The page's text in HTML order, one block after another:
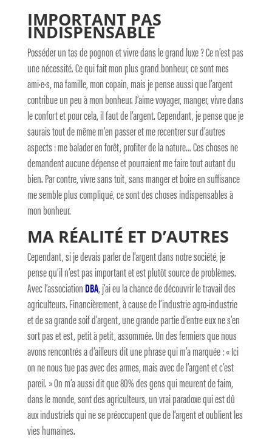
IMPORTANT PAS
INDISPENSABLE
Posséder un tas de pognon et vivre dans le grand luxe ? Ce n’est pas
une nécessité. Ce qui fait mon plus grand bonheur, ce sont mes
ami·e·s, ma famille, mon copain, mais je pense aussi que l’argent
contribue un peu à mon bonheur. J’aime voyager, manger, vivre dans
le confort et pour cela, il faut de l’argent. Cependant, je pense que je
saurais tout de même m’en passer et me recentrer sur d’autres
aspects : me balader en forêt, profiter de la nature… Ces choses ne
demandent aucune dépense et pourraient me faire tout autant du
bien. Par contre, vivre sans toit, sans manger et boire en suffisance
me semble plus compliqué, ce sont des choses indispensables à
mon bonheur.
MA RÉALITÉ ET D’AUTRES
Cependant, si je devais parler de l’argent dans notre société, je
pense qu’il n’est pas important et est plutôt source de problèmes.
Avec l’associationDBA, j’ai eu la chance de découvrir le travail des
agriculteurs. Financièrement, à cause de l’industrie agro-industrie
et de sa grande soif d’argent, une grande partie d’entre eux ne s’en
sort pas et est, petit à petit, assommée. Un des fermiers que nous
avons rencontrés a d’ailleurs dit une phrase qui m’a marquée : « Ici
on ne nous tue pas avec des armes, mais avec de l’argent et c’est
pareil. » On m’a aussi dit que 80% des gens qui meurent de faim,
dans le monde, sont des agriculteurs, un vrai paradoxe qui est dû
aux industriels qui ne se préoccupent que de l’argent et oublient les
vies humaines.